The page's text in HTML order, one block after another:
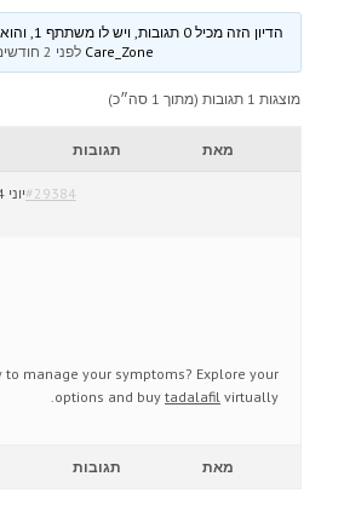
הדיון הזה מכיל 0 תגובות, ויש לו משתתף 1, והוא עודכן לאחרונה ע״י
לפני 2 חודשים
מוצגות 1 תגובות (מתוך 1 סה״כ)
מאת תגובות
יוני 4, 2026 בשעה 1:17 pm#29384
to manage your symptoms? Explore your
options and buy tadalafil virtually.
מאת תגובות